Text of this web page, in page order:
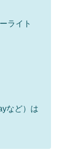
ライト
など）は